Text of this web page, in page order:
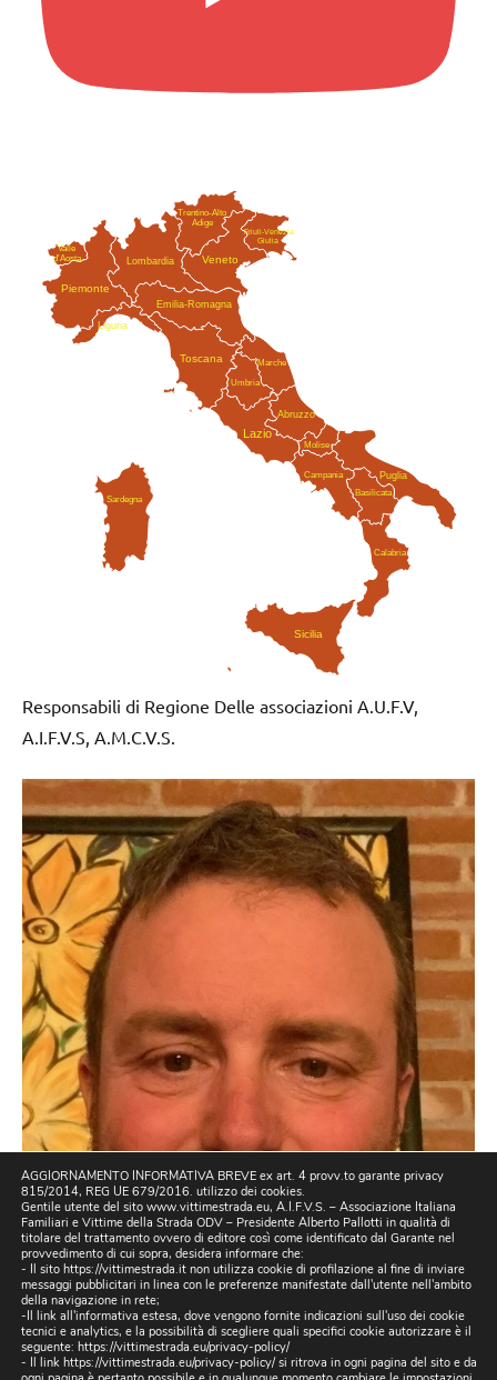
Abruzzo
Valle
d'Aosta
Puglia
Basilicata
Calabria
Campania
Emilia-Romagna
Friuli-Venezia
Giulia
Lazio
Liguria
Lombardia
Marche
Molise
Piemonte
Sardegna
Sicilia
Trentino-Alto
Adige
Toscana
Umbria
Veneto
Responsabili di Regione Delle associazioni A.U.F.V,
A.I.F.V.S, A.M.C.V.S.
AGGIORNAMENTO INFORMATIVA BREVE ex art. 4 provv.to garante privacy
815/2014, REG UE 679/2016. utilizzo dei cookies.
Gentile utente del sito www.vittimestrada.eu, A.I.F.V.S. – Associazione Italiana
Familiari e Vittime della Strada ODV – Presidente Alberto Pallotti in qualità di
titolare del trattamento ovvero di editore così come identificato dal Garante nel
provvedimento di cui sopra, desidera informare che:
- Il sito https://vittimestrada.it non utilizza cookie di profilazione al fine di inviare
messaggi pubblicitari in linea con le preferenze manifestate dall'utente nell'ambito
della navigazione in rete;
-Il link all'informativa estesa, dove vengono fornite indicazioni sull'uso dei cookie
tecnici e analytics, e la possibilità di scegliere quali specifici cookie autorizzare è il
seguente: https://vittimestrada.eu/privacy-policy/
- Il link https://vittimestrada.eu/privacy-policy/ si ritrova in ogni pagina del sito e da